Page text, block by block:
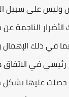
على سبيل
الناجمة عن
(بما في ذلك
في الاتفاق
عليها بشكل